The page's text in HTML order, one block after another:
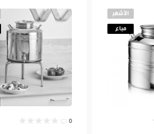
الأشهر
مباع
0